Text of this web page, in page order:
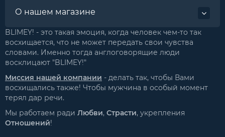
О нашем магазине
BLIMEY! - это такая эмоция, когда человек чем-то так
восхищается, что не может передать свои чувства
словами. Именно тогда англоговорящие люди
восклицают "BLIMEY!"
Миссия нашей компании - делать так, чтобы Вами
восхищались также! Чтобы мужчина в особый момент
терял дар речи.
Мы работаем ради Любви, Страсти, укрепления
Отношений!